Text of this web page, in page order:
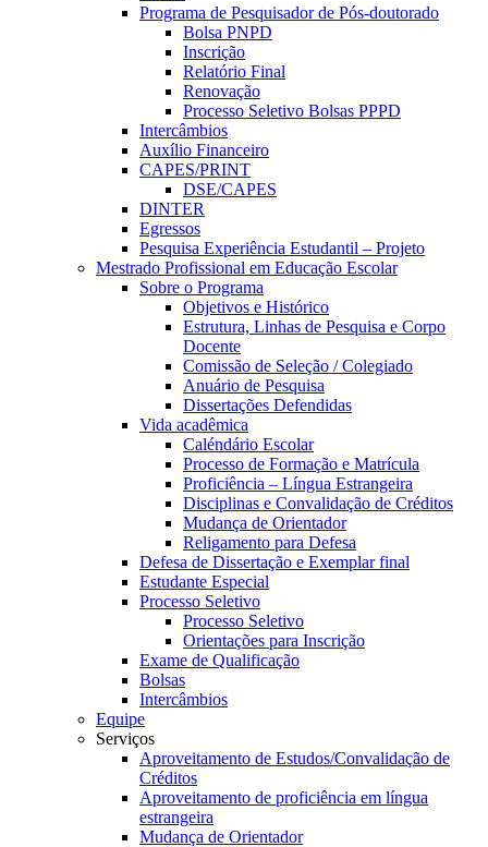
Programa de Pesquisador de Pós-doutorado
Bolsa PNPD
Inscrição
Relatório Final
Renovação
Processo Seletivo Bolsas PPPD
Intercâmbios
Auxílio Financeiro
CAPES/PRINT
DSE/CAPES
DINTER
Egressos
Pesquisa Experiência Estudantil – Projeto
Mestrado Profissional em Educação Escolar
Sobre o Programa
Objetivos e Histórico
Estrutura, Linhas de Pesquisa e Corpo
Docente
Comissão de Seleção / Colegiado
Anuário de Pesquisa
Dissertações Defendidas
Vida acadêmica
Caléndário Escolar
Processo de Formação e Matrícula
Proficiência – Língua Estrangeira
Disciplinas e Convalidação de Créditos
Mudança de Orientador
Religamento para Defesa
Defesa de Dissertação e Exemplar final
Estudante Especial
Processo Seletivo
Processo Seletivo
Orientações para Inscrição
Exame de Qualificação
Bolsas
Intercâmbios
Equipe
Serviços
Aproveitamento de Estudos/Convalidação de
Créditos
Aproveitamento de proficiência em língua
estrangeira
Mudança de Orientador